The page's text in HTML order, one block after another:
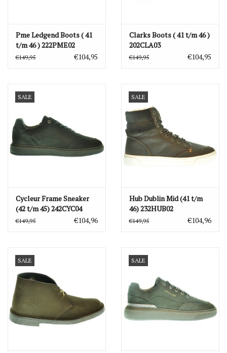
Pme Ledgend Boots ( 41
t/m 46 ) 222PME02
€149,95 €104,95
Clarks Boots ( 41 t/m 46 )
202CLA03
€149,95 €104,95
SALE
Cycleur Frame Sneaker
(42 t/m 45) 242CYC04
€149,95 €104,96
SALE
Hub Dublin Mid (41 t/m
46) 232HUB02
€149,95 €104,96
SALE SALE